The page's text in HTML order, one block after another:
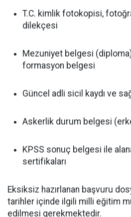
T.C. kimlik fotokopisi,
dilekçesi
Mezuniyet belgesi
formasyon belgesi
Güncel adli sicil kaydı ve
Askerlik durum belgesi
KPSS sonuç belgesi ile
sertifikaları
Eksiksiz hazırlanan başvuru
tarihler içinde ilgili milli eğitim
edilmesi gerekmektedir.